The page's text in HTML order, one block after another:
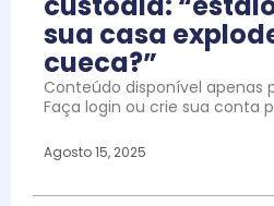
sua casa
cueca?”
Conteúdo disponível apenas
Faça login ou crie sua conta
Agosto 15, 2025